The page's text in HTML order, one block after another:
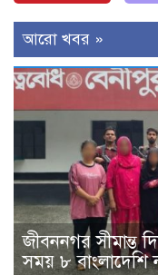
আরো খবর »
জীবননগর সীমান্ত
সময় ৮ বাংলাদেশি